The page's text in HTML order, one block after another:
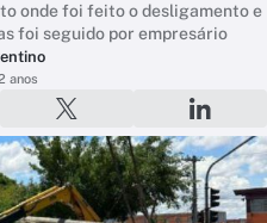
onde foi feito o desligamento e
foi seguido por empresário
anos